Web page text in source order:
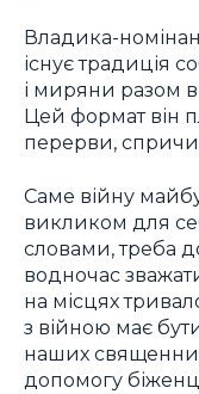
Владика-
існує традиція
і миряни разом
Цей формат він
перерви,
Саме війну
викликом для
словами, треба
водночас
на місцях
з війною має бути
наших
допомогу